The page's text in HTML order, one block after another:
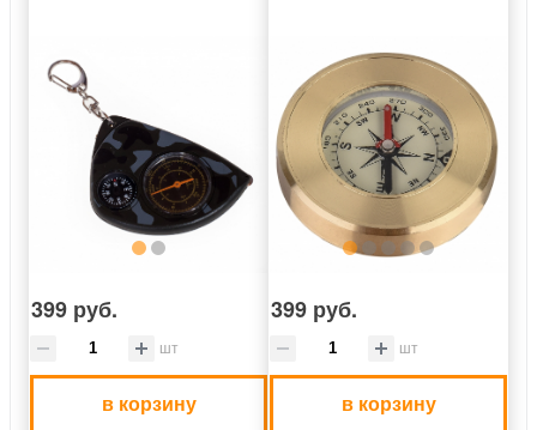
399 руб.
шт
в корзину
399 руб.
шт
в корзину